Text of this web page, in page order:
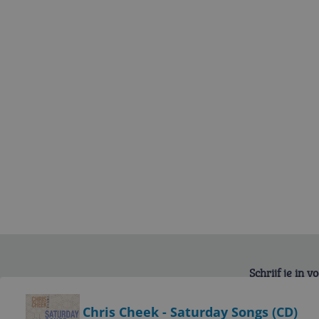
Chris Cheek - Saturday Songs (CD)
Schrijf je in